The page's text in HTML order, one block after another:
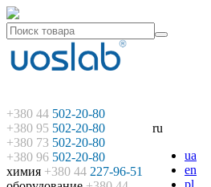
ru
ua
en
pl
+380 44 502-20-80
+380 95 502-20-80
+380 73 502-20-80
+380 96 502-20-80
химия +380 44 227-96-51